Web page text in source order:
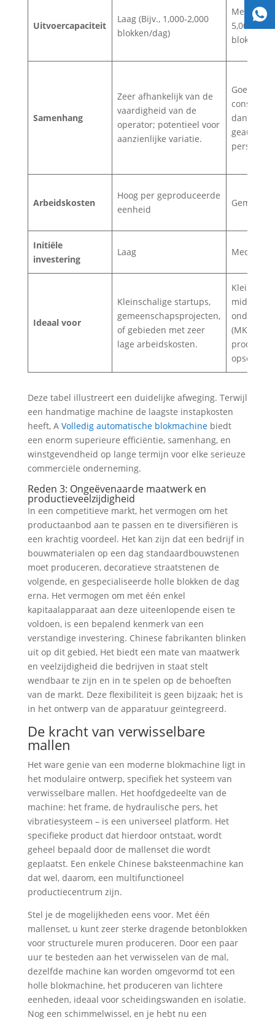
Uitvoercapaciteit
Laag (Bijv., 1,000-2,000
blokken/dag)
Medium
5,000-
blokken/
Samenhang
Zeer afhankelijk van de
vaardigheid van de
operator; potentieel voor
aanzienlijke variatie.
Goede
dankzij
pers- en
Arbeidskosten
Hoog per geproduceerde
eenheid
Gematigd
Initiële
investering
Laag Medium
Ideaal voor
Kleinschalige startups,
gemeenschapsprojecten,
of gebieden met zeer
lage arbeidskosten.
Kleine tot
(MKB) die
productie
Deze tabel illustreert een duidelijke afweging. Terwijl
een handmatige machine de laagste instapkosten
heeft, A Volledig automatische blokmachinebiedt
een enorm superieure efficiëntie, samenhang, en
winstgevendheid op lange termijn voor elke serieuze
commerciële onderneming.
Reden 3: Ongeëvenaarde maatwerk en
productieveelzijdigheid
In een competitieve markt, het vermogen om het
productaanbod aan te passen en te diversifiëren is
een krachtig voordeel. Het kan zijn dat een bedrijf in
bouwmaterialen op een dag standaardbouwstenen
moet produceren, decoratieve straatstenen de
volgende, en gespecialiseerde holle blokken de dag
erna. Het vermogen om met één enkel
kapitaalapparaat aan deze uiteenlopende eisen te
voldoen, is een bepalend kenmerk van een
verstandige investering. Chinese fabrikanten blinken
uit op dit gebied, Het biedt een mate van maatwerk
en veelzijdigheid die bedrijven in staat stelt
wendbaar te zijn en in te spelen op de behoeften
van de markt. Deze flexibiliteit is geen bijzaak; het is
in het ontwerp van de apparatuur geïntegreerd.
De kracht van verwisselbare
mallen
Het ware genie van een moderne blokmachine ligt in
het modulaire ontwerp, specifiek het systeem van
verwisselbare mallen. Het hoofdgedeelte van de
machine: het frame, de hydraulische pers, het
vibratiesysteem – is een universeel platform. Het
specifieke product dat hierdoor ontstaat, wordt
geheel bepaald door de mallenset die wordt
geplaatst. Een enkele Chinese baksteenmachine kan
dat wel, daarom, een multifunctioneel
productiecentrum zijn.
Stel je de mogelijkheden eens voor. Met één
mallenset, u kunt zeer sterke dragende betonblokken
voor structurele muren produceren. Door een paar
uur te besteden aan het verwisselen van de mal,
dezelfde machine kan worden omgevormd tot een
holle blokmachine, het produceren van lichtere
eenheden, ideaal voor scheidingswanden en isolatie.
Nog een schimmelwissel, en je hebt nu een